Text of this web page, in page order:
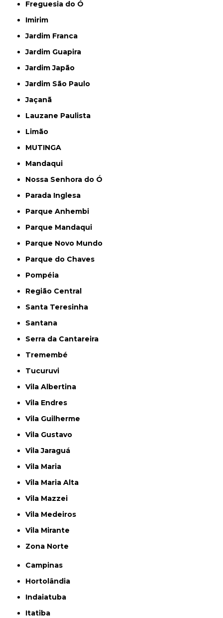
Freguesia do Ó
Imirim
Jardim Franca
Jardim Guapira
Jardim Japão
Jardim São Paulo
Jaçanã
Lauzane Paulista
Limão
MUTINGA
Mandaqui
Nossa Senhora do Ó
Parada Inglesa
Parque Anhembi
Parque Mandaqui
Parque Novo Mundo
Parque do Chaves
Pompéia
Região Central
Santa Teresinha
Santana
Serra da Cantareira
Tremembé
Tucuruvi
Vila Albertina
Vila Endres
Vila Guilherme
Vila Gustavo
Vila Jaraguá
Vila Maria
Vila Maria Alta
Vila Mazzei
Vila Medeiros
Vila Mirante
Zona Norte
Campinas
Hortolândia
Indaiatuba
Itatiba